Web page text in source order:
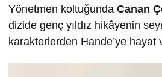
Yönetmen koltuğunda Canan
dizide genç yıldız hikâyenin
karakterlerden Hande’ye hayat